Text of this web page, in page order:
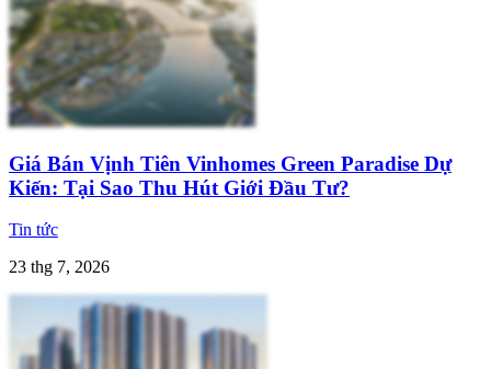
Giá Bán Vịnh Tiên Vinhomes Green Paradise Dự
Kiến: Tại Sao Thu Hút Giới Đầu Tư?
Tin tức
23 thg 7, 2026